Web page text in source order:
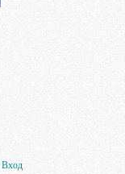
Вход